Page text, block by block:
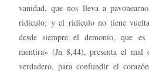
vanidad, que nos lleva a
ridículo; y el ridículo no tiene
desde siempre el demonio, que
mentira» (Jn 8,44), presenta el
verdadero, para confundir el